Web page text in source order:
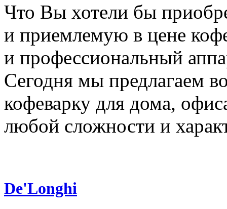
Что Вы хотели бы
и приемлемую в цене
и профессиональный
Сегодня мы предлагаем
кофеварку для дома,
любой сложности и
De'Longhi